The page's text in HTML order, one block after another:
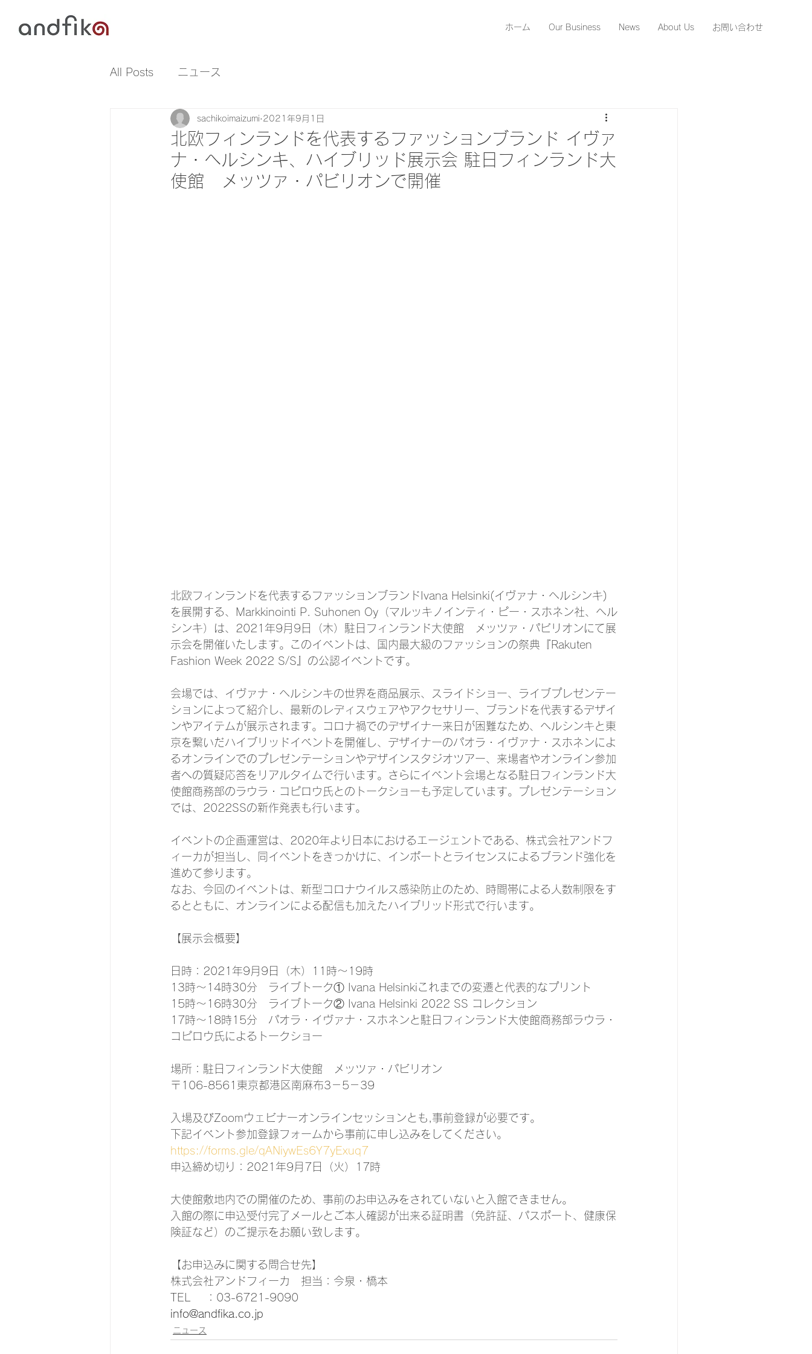
ホーム Our Business News About Us お問い合わせ
All Posts ニュース
北欧フィンランドを代表するファッションブランド イヴァ
ナ・ヘルシンキ、ハイブリッド展示会 駐日フィンランド大
使館 メッツァ・パビリオンで開催
sachikoimaizumi 2021年9月1日
北欧フィンランドを代表するファッションブランドIvana Helsinki(イヴァナ・ヘルシンキ)
を展開する、Markkinointi P. Suhonen Oy（マルッキノインティ・ピー・スホネン社、ヘル
シンキ）は、2021年9月9日（木）駐日フィンランド大使館　メッツァ・パビリオンにて展
示会を開催いたします。このイベントは、国内最大級のファッションの祭典『Rakuten
Fashion Week 2022 S/S』の公認イベントです。
会場では、イヴァナ・ヘルシンキの世界を商品展示、スライドショー、ライブプレゼンテー
ションによって紹介し、最新のレディスウェアやアクセサリー、ブランドを代表するデザイ
ンやアイテムが展示されます。コロナ禍でのデザイナー来日が困難なため、ヘルシンキと東
京を繋いだハイブリッドイベントを開催し、デザイナーのパオラ・イヴァナ・スホネンによ
るオンラインでのプレゼンテーションやデザインスタジオツアー、来場者やオンライン参加
者への質疑応答をリアルタイムで行います。さらにイベント会場となる駐日フィンランド大
使館商務部のラウラ・コピロウ氏とのトークショーも予定しています。プレゼンテーション
では、2022SSの新作発表も行います。
イベントの企画運営は、2020年より日本におけるエージェントである、株式会社アンドフ
ィーカが担当し、同イベントをきっかけに、インポートとライセンスによるブランド強化を
進めて参ります。
なお、今回のイベントは、新型コロナウイルス感染防止のため、時間帯による人数制限をす
るとともに、オンラインによる配信も加えたハイブリッド形式で行います。
【展示会概要】
日時：2021年9月9日（木）11時～19時
13時～14時30分　ライブトーク① Ivana Helsinkiこれまでの変遷と代表的なプリント
15時～16時30分　ライブトーク② Ivana Helsinki 2022 SS コレクション
17時～18時15分　パオラ・イヴァナ・スホネンと駐日フィンランド大使館商務部ラウラ・
コピロウ氏によるトークショー
場所：駐日フィンランド大使館　メッツァ・パビリオン
〒106-8561東京都港区南麻布3－5－39
入場及びZoomウェビナーオンラインセッションとも,事前登録が必要です。
下記イベント参加登録フォームから事前に申し込みをしてください。
https://forms.gle/qANiywEs6Y7yExuq7
申込締め切り：2021年9月7日（火）17時
大使館敷地内での開催のため、事前のお申込みをされていないと入館できません。
入館の際に申込受付完了メールとご本人確認が出来る証明書（免許証、パスポート、健康保
険証など）のご提示をお願い致します。
【お申込みに関する問合せ先】
株式会社アンドフィーカ　担当：今泉・橋本
TEL　 ：03-6721-9090
info@andfika.co.jp
ニュース